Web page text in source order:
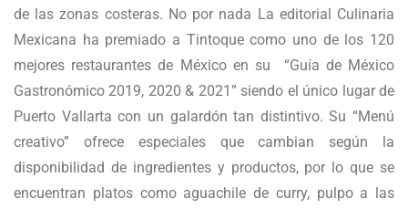
de las zonas costeras. No por nada La editorial Culinaria
Mexicana ha premiado a Tintoque como uno de los 120
mejores restaurantes de México en su “Guía de México
Gastronómico 2019, 2020 & 2021” siendo el único lugar de
Puerto Vallarta con un galardón tan distintivo. Su “Menú
creativo” ofrece especiales que cambian según la
disponibilidad de ingredientes y productos, por lo que se
encuentran platos como aguachile de curry, pulpo a las